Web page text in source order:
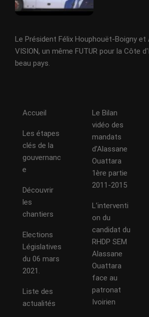
Le Président Félix Houphouët-Boigny et
VISION, un même FUTUR pour la Côte
beau pays.
Accueil
Les étapes
clés de la
gouvernanc
e
Découvrir
les
chantiers
Elections
Législatives
du 06 mars
2021.
Liste des
actualités
Le Bilan
vidéo des
mandats
d’Alassane
Ouattara
1ère partie
2011-2015
L’interventi
on du
candidat du
RHDP SEM
Alassane
Ouattara
face au
patronat
Ivoirien